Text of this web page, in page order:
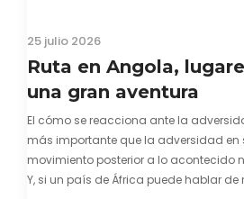
25 julio 2026
Ruta en Angola,
una gran aventura
El cómo se reacciona ante la
más importante que la adversidad en
movimiento posterior a lo acontecido
Y, si un país de África puede hablar de